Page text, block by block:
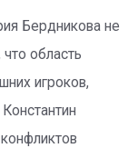
Бердникова не
область
игроков,